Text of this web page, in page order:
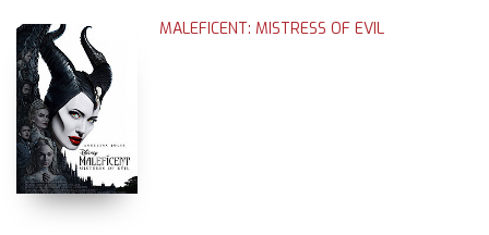
MALEFICENT: MISTRESS OF EVIL